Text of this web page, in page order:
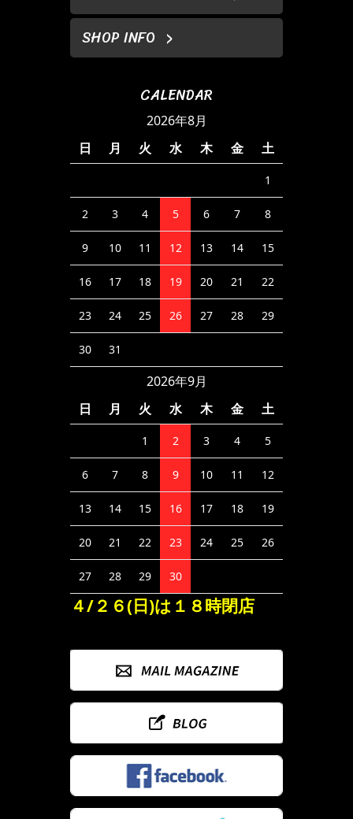
SHOP INFO
CALENDAR
2026年8月
日
月 火 水 木 金 土
1
2 3 4 5 6 7 8
9 10 11 12 13 14 15
16 17 18 19 20 21 22
23 24 25 26 27 28 29
30 31
2026年9月
日
月 火 水 木 金 土
1 2 3 4 5
6 7 8 9 10 11 12
13 14 15 16 17 18 19
20 21 22 23 24 25 26
27 28 29 30
４/２６(日)は１８時閉店